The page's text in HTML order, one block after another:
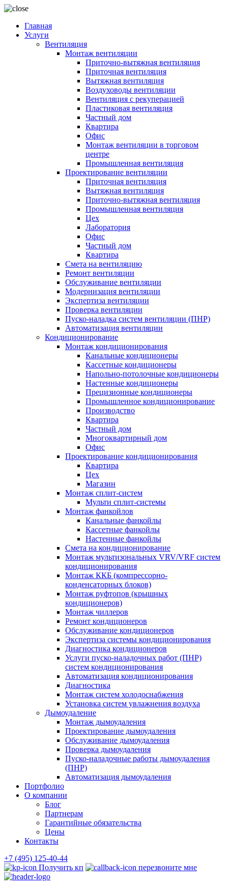
Главная
Услуги
Вентиляция
Монтаж вентиляции
Приточно-вытяжная вентиляция
Приточная вентиляция
Вытяжная вентиляция
Воздуховоды вентиляции
Вентиляция с рекуперацией
Пластиковая вентиляция
Частный дом
Квартира
Офис
Монтаж вентиляции в торговом
центре
Промышленная вентиляция
Проектирование вентиляции
Приточная вентиляция
Вытяжная вентиляция
Приточно-вытяжная вентиляция
Промышленная вентиляция
Цех
Лаборатория
Офис
Частный дом
Квартира
Смета на вентиляцию
Ремонт вентиляции
Обслуживание вентиляции
Модернизация вентиляции
Экспертиза вентиляции
Проверка вентиляции
Пуско-наладка систем вентиляции (ПНР)
Автоматизация вентиляции
Кондиционирование
Монтаж кондиционирования
Канальные кондиционеры
Кассетные кондиционеры
Напольно-потолочные кондиционеры
Настенные кондиционеры
Прецизионные кондиционеры
Промышленное кондиционирование
Производство
Квартира
Частный дом
Многоквартирный дом
Офис
Проектирование кондиционирования
Квартира
Цех
Магазин
Монтаж сплит-систем
Мульти сплит-системы
Монтаж фанкойлов
Канальные фанкойлы
Кассетные фанкойлы
Настенные фанкойлы
Смета на кондиционирование
Монтаж мультизональных VRV/VRF систем
кондиционирования
Монтаж ККБ (компрессорно-
конденсаторных блоков)
Монтаж руфтопов (крышных
кондиционеров)
Монтаж чиллеров
Ремонт кондиционеров
Обслуживание кондиционеров
Экспертиза системы кондиционирования
Диагностика кондиционеров
Услуги пуско-наладочных работ (ПНР)
систем кондиционирования
Автоматизация кондиционирования
Диагностика
Монтаж систем холодоснабжения
Установка систем увлажнения воздуха
Дымоудаление
Монтаж дымоудаления
Проектирование дымоудаления
Обслуживание дымоудаления
Проверка дымоудаления
Пуско-наладочные работы дымоудаления
(ПНР)
Автоматизация дымоудаления
Портфолио
О компании
Блог
Партнерам
Гарантийные обязательства
Цены
Контакты
+7 (495) 125-40-44
Получить кп
перезвоните мне